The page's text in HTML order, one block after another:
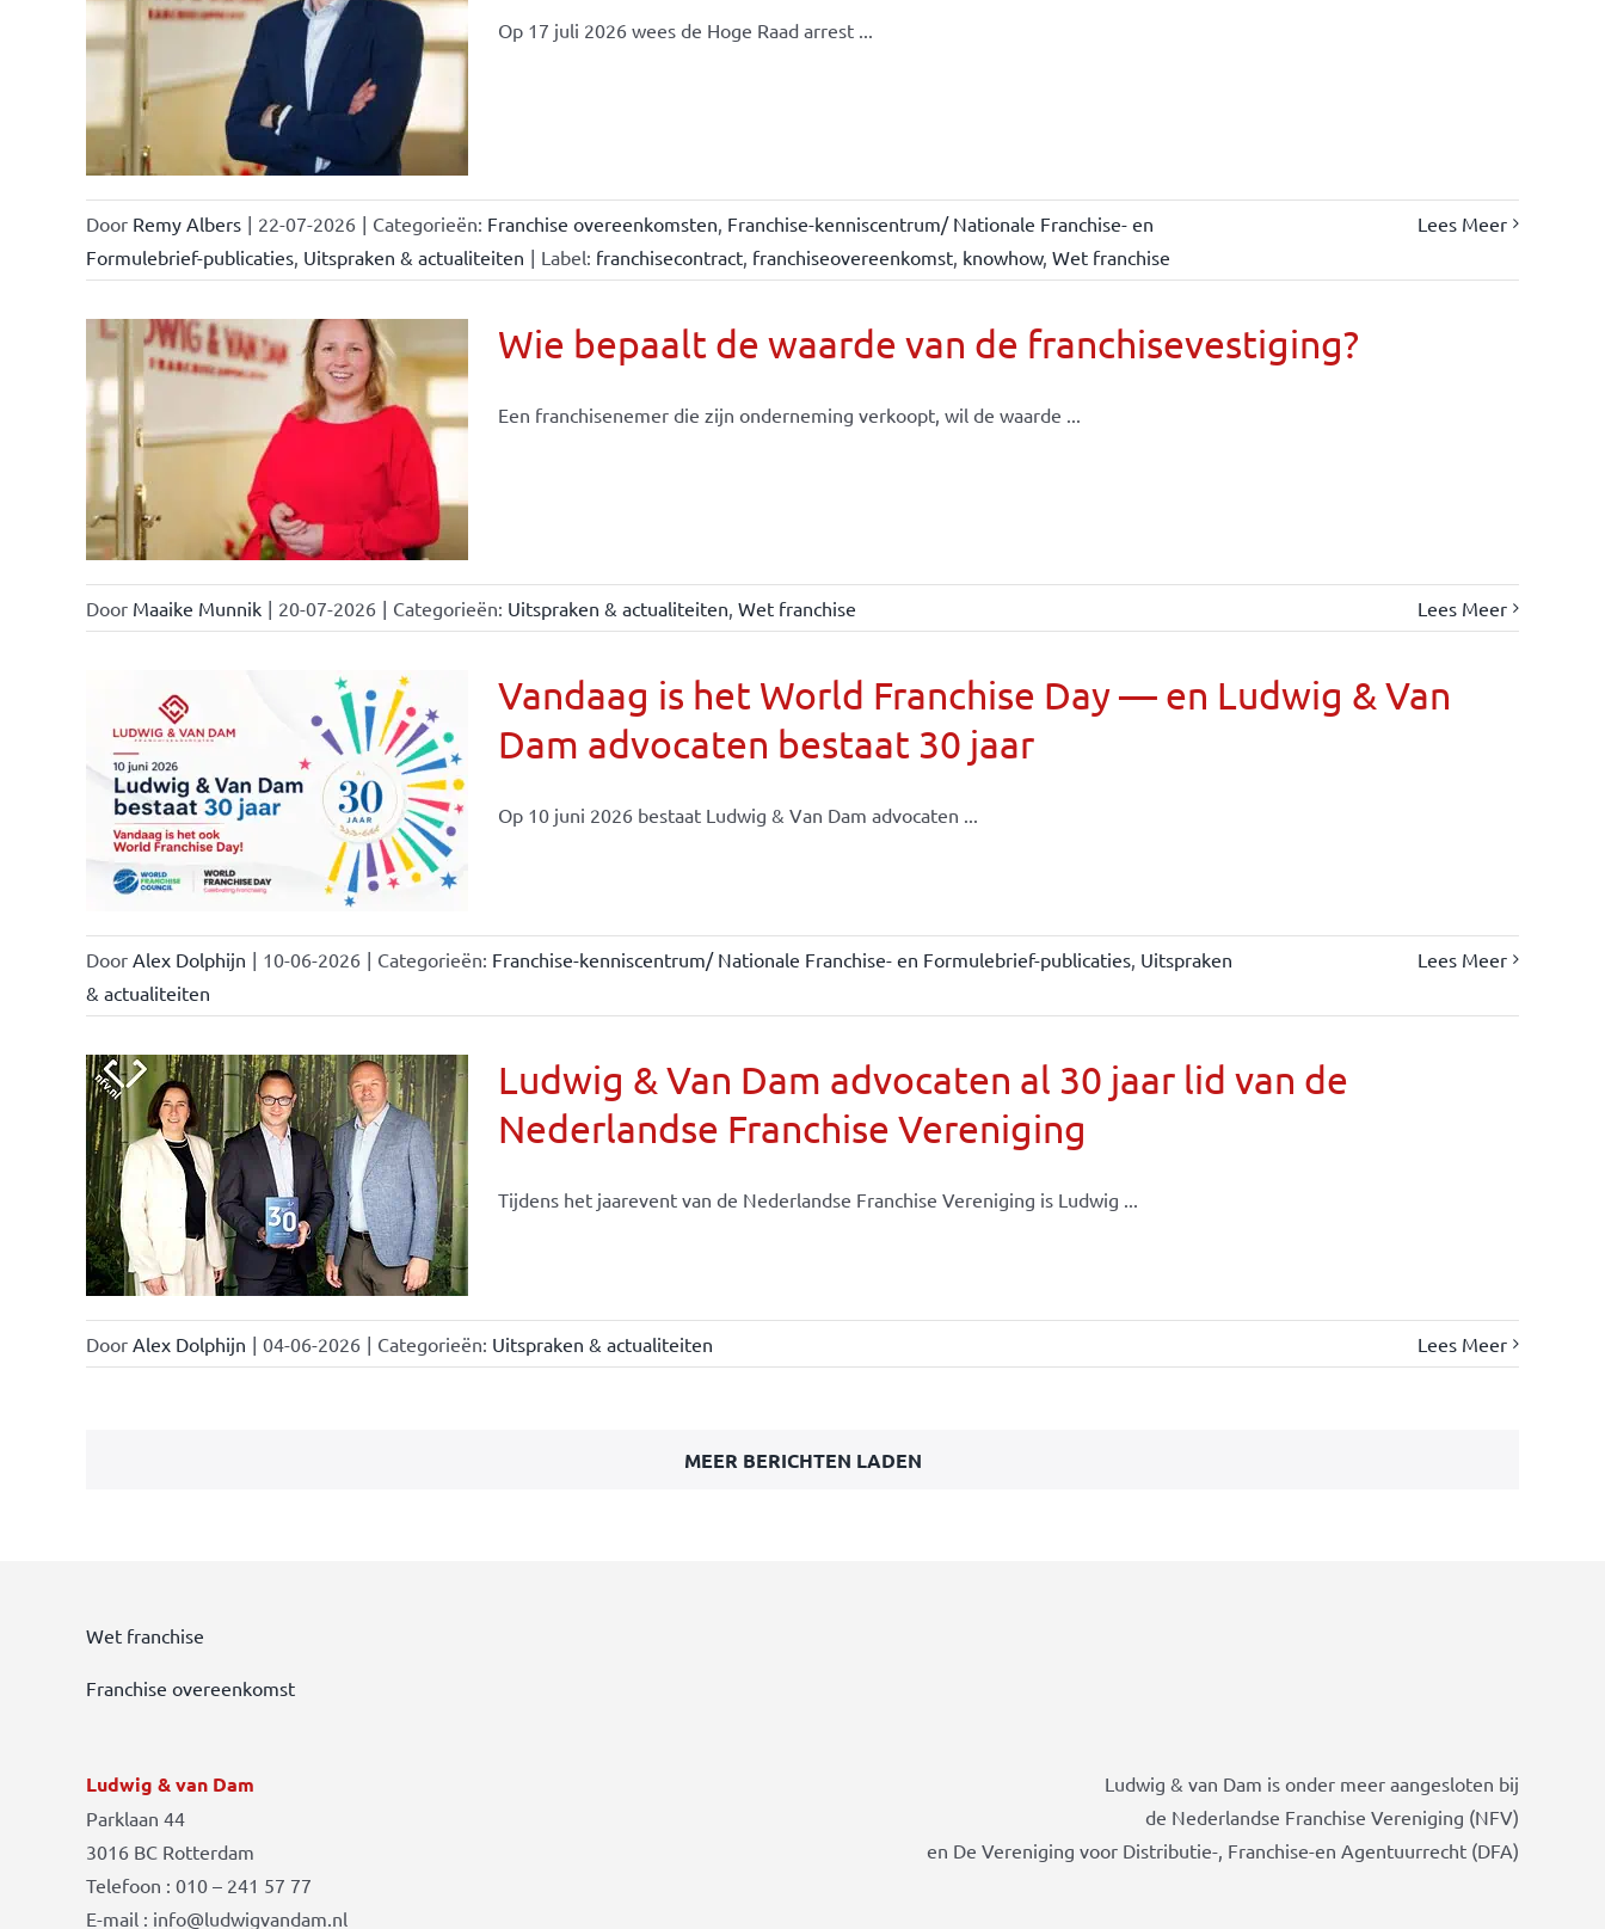
Op 17 juli 2026 wees de Hoge Raad arrest ...
Door Remy Albers | 22-07-2026 | Categorieën: Franchise overeenkomsten Franchise-kenniscentrum/ Nationale Franchise- en
Formulebrief-publicaties, Uitspraken & actualiteiten | Label: franchisecontract, franchiseovereenkomst, knowhow, Wet franchise
Lees Meer
Wie bepaalt de waarde van de franchisevestiging?
Een franchisenemer die zijn onderneming verkoopt, wil de waarde ...
Door Maaike Munnik | 20-07-2026 | Categorieën: Uitspraken & actualiteiten Wet franchise Lees Meer
Vandaag is het World Franchise Day — en Ludwig & Van
Dam advocaten bestaat 30 jaar
Op 10 juni 2026 bestaat Ludwig & Van Dam advocaten ...
Door Alex Dolphijn | 10-06-2026 | Categorieën: Franchise-kenniscentrum/ Nationale Franchise- en Formulebrief-publicaties, Uitspraken
& actualiteiten
Lees Meer
Ludwig & Van Dam advocaten al 30 jaar lid van de
Nederlandse Franchise Vereniging
Tijdens het jaarevent van de Nederlandse Franchise Vereniging is Ludwig ...
Door Alex Dolphijn | 04-06-2026 | Categorieën: Uitspraken & actualiteiten Lees Meer
MEER BERICHTEN LADEN
Wet franchise
Franchise overeenkomst
Ludwig & van Dam
Parklaan 44
3016 BC Rotterdam
Telefoon : 010 – 241 57 77
E-mail : info@ludwigvandam.nl
Ludwig & van Dam is onder meer aangesloten bij
de Nederlandse Franchise Vereniging (NFV)
en De Vereniging voor Distributie-, Franchise-en Agentuurrecht (DFA)